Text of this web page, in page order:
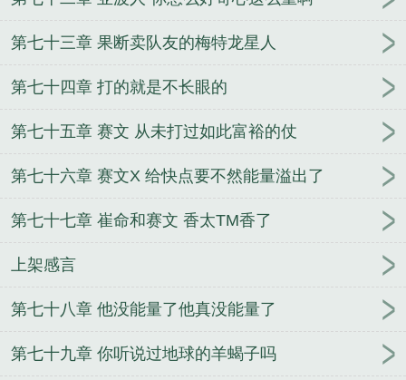
第七十三章 果断卖队友的梅特龙星人
第七十四章 打的就是不长眼的
第七十五章 赛文 从未打过如此富裕的仗
第七十六章 赛文X 给快点要不然能量溢出了
第七十七章 崔命和赛文 香太TM香了
上架感言
第七十八章 他没能量了他真没能量了
第七十九章 你听说过地球的羊蝎子吗